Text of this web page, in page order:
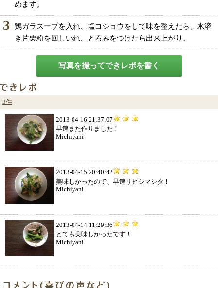
めます。
3
鶏ガラスープを入れ、塩コショウをして味を整えたら、水溶
き片栗粉を回しいれ、とろみをつけたら出来上がり。
写真を撮ってできレポを書く
3件
2013-04-16 21:37:07
早速また作りました！
Michiyani
2013-04-15 20:40:42
美味しかったので、早速リピシマシタ！
Michiyani
2013-04-14 11:29:36
とても美味しかったです！
Michiyani